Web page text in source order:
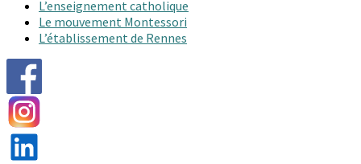
L’enseignement catholique
Le mouvement Montessori
L’établissement de Rennes